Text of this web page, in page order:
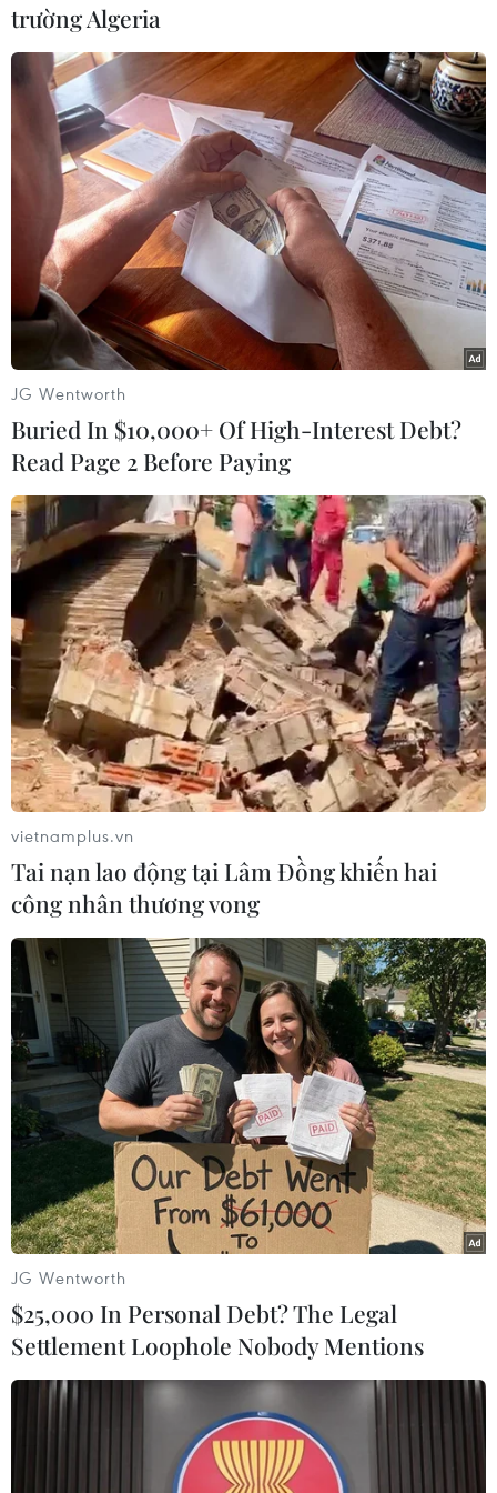
#Bộ Ngoại giao Trung Quốc
#Tập đoàn công nghệ Huawei
#quan hệ song phương
#Mạnh Vãn Châu
#Thủ tướng Canada Justin Trudeau
Canada
Mỹ Trung Quốc
Theo dõi VietnamPlus
TIN LIÊN QUAN
Mỹ cảnh cáo Canada về khả năng Huawei
được tham gia mạng 5G
05/06/2020 02:51
Hiện chính phủ liên bang Canada vẫn chưa thông báo
về quyết định của mình liên quan đến “số phận” của
Huawei trong mạng 5G, mặc dù đã dành hơn 1 năm
rưỡi để cân nhắc vấn đề này.
trường Algeria
JG Wentworth
Buried In $10,000+ Of High-Interest Debt?
Read Page 2 Before Paying
vietnamplus.vn
Tai nạn lao động tại Lâm Đồng khiến hai
công nhân thương vong
JG Wentworth
$25,000 In Personal Debt? The Legal
Settlement Loophole Nobody Mentions